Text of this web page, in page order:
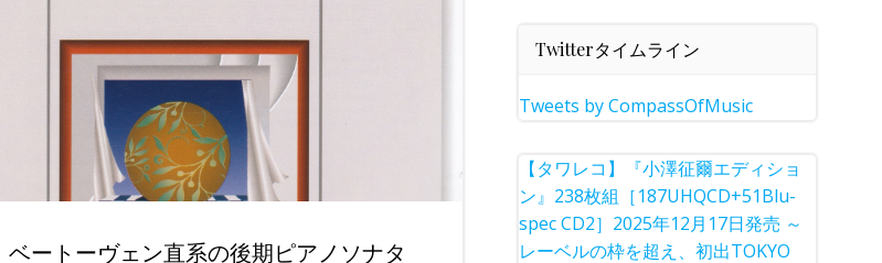
ベートーヴェン直系の後期ピアノソナタ
Twitterタイムライン
Tweets by CompassOfMusic
【タワレコ】『小澤征爾エディショ
ン』238枚組［187UHQCD+51Blu-
spec CD2］2025年12月17日発売 ～
レーベルの枠を超え、初出TOKYO